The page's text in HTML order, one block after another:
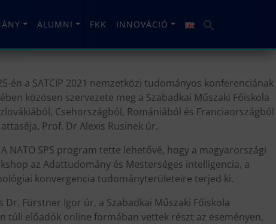
ALUMNI FKK INNOVÁCIÓ
én a SATCIP 2021 nemzetközi tudományos konferenciának
közösen szervezete meg a Szabadkai Műszaki Főiskola
Csehországból, Romániából és Franciaországból
Prof. Dr Alexis Rusinek úr.
SPS program tette lehetővé, hogy a magyarországi
az Adattudomány és Mesterséges intelligencia, a
konvergencia tudományterületeire terjed ki.
Fürstner Igor úr, a Szabadkai Műszaki Főiskola
előadók online formában vettek részt az eseményen,